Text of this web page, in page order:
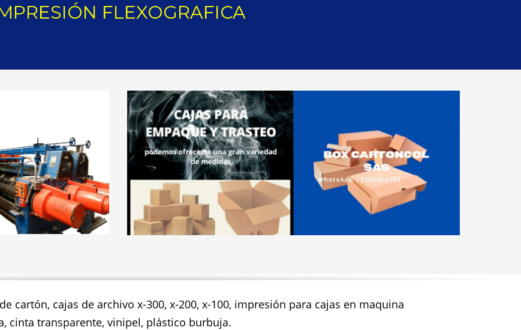
FLEXOGRAFICA
cartón, cajas de archivo x-300, x-200, x-100, impresión para cajas en maquina
cinta transparente, vinipel, plástico burbuja.